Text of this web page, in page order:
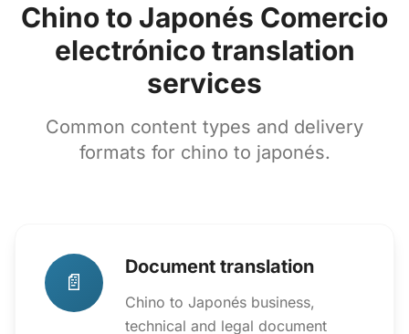
Chino to Japonés Comercio
electrónico translation
services
Common content types and delivery
formats for chino to japonés.
📄
Document translation
Chino to Japonés business,
technical and legal document